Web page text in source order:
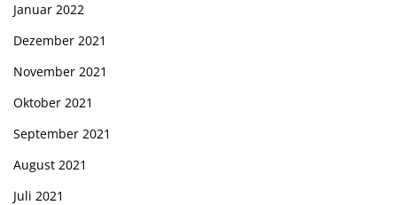
Januar 2022
Dezember 2021
November 2021
Oktober 2021
September 2021
August 2021
Juli 2021